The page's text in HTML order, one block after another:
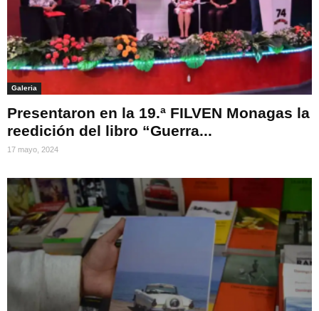
Galeria
Presentaron en la 19.ª FILVEN Monagas la
reedición del libro “Guerra...
17 mayo, 2024